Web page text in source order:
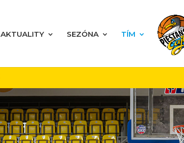
AKTUALITY SEZÓNA TÍM